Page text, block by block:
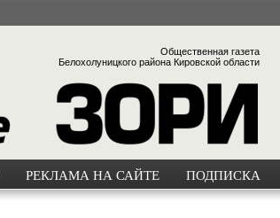
Общественная газета
Белохолуницкого района Кировской области
РЕКЛАМА НА САЙТЕ ПОДПИСКА